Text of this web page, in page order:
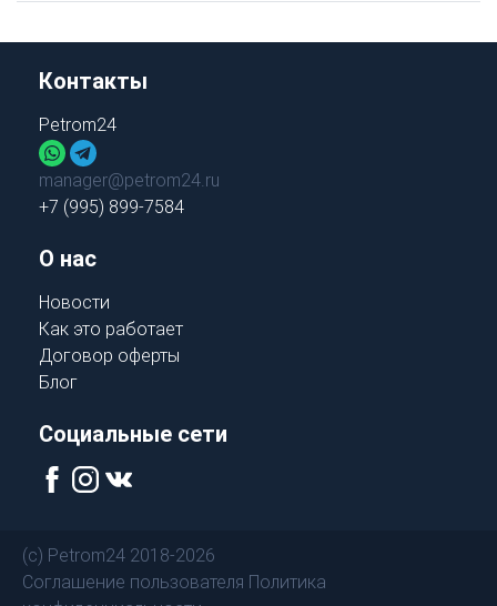
Контакты
Petrom24
manager@petrom24.ru
+7 (995) 899-7584
О нас
Новости
Как это работает
Договор оферты
Блог
Социальные сети
(c) Petrom24 2018-2026
Соглашение пользователя Политика